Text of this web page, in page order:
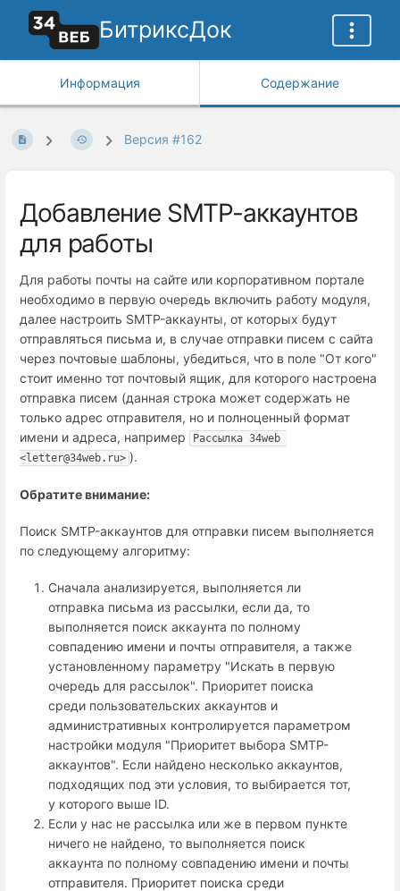
БитриксДок
Информация Содержание
Версия #162
Добавление SMTP-аккаунтов
для работы
Для работы почты на сайте или корпоративном портале
необходимо в первую очередь включить работу модуля,
далее настроить SMTP-аккаунты, от которых будут
отправляться письма и, в случае отправки писем с сайта
через почтовые шаблоны, убедиться, что в поле "От кого"
стоит именно тот почтовый ящик, для которого настроена
отправка писем (данная строка может содержать не
только адрес отправителя, но и полноценный формат
имени и адреса, например
Рассылка 34web
<letter@34web.ru> ).
Обратите внимание:
Поиск SMTP-аккаунтов для отправки писем выполняется
по следующему алгоритму:
Сначала анализируется, выполняется ли
отправка письма из рассылки, если да, то
выполняется поиск аккаунта по полному
совпадению имени и почты отправителя, а также
установленному параметру "Искать в первую
очередь для рассылок". Приоритет поиска
среди пользовательских аккаунтов и
административных контролируется параметром
настройки модуля "Приоритет выбора SMTP-
аккаунтов". Если найдено несколько аккаунтов,
подходящих под эти условия, то выбирается тот,
у которого выше ID.
Если у нас не рассылка или же в первом пункте
ничего не найдено, то выполняется поиск
аккаунта по полному совпадению имени и почты
отправителя. Приоритет поиска среди